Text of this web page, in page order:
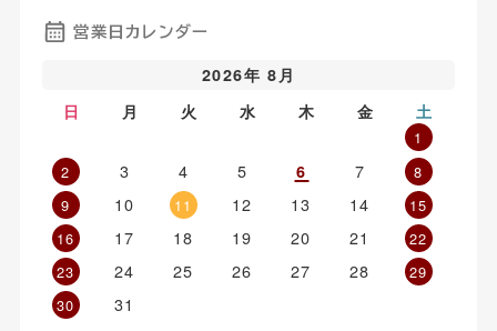
営業日カレンダー
2026年 8月
日
月 火 水 木 金 土
1
2
3 4 5 6 7
8
9
10 11 12 13 14
15
16
17 18 19 20 21
22
23
24 25 26 27 28
29
30
31